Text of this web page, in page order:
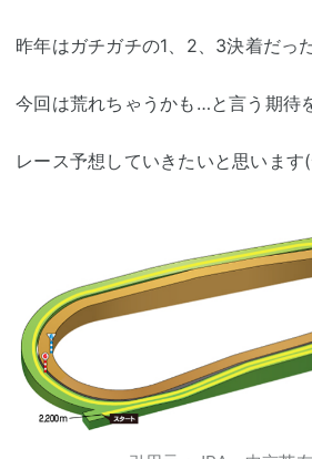
昨年はガチガチの1、2、3決着だっ
今回は荒れちゃうかも…と言う期待
レース予想していきたいと思いま